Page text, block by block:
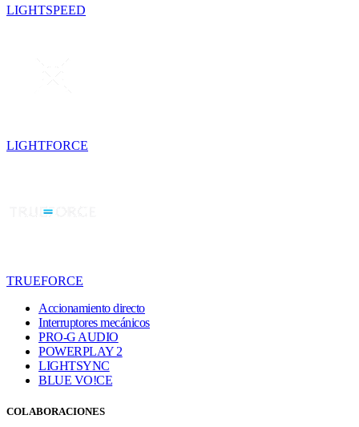
LIGHTSPEED
LIGHTFORCE
TRUEFORCE
Accionamiento directo
Interruptores mecánicos
PRO-G AUDIO
POWERPLAY 2
LIGHTSYNC
BLUE VO!CE
COLABORACIONES